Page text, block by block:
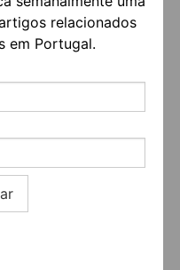
relacionados
em Portugal.